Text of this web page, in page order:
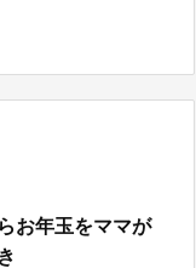
お年玉をママが